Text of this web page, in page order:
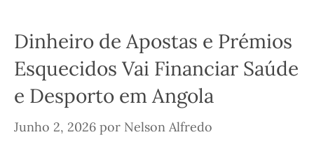
Dinheiro de Apostas e Prémios
Esquecidos Vai Financiar Saúde
e Desporto em Angola
Junho 2, 2026 por Nelson Alfredo